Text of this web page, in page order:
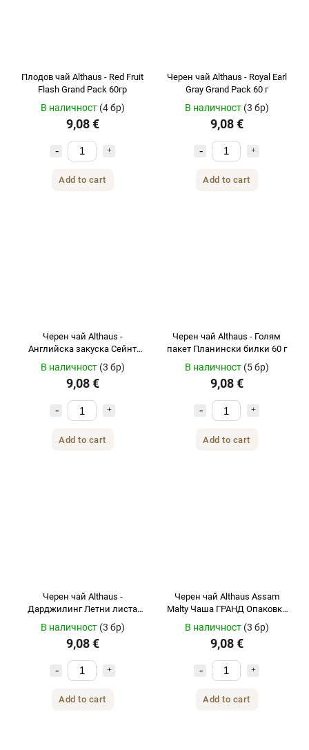
Плодов чай ​​Althaus - Red Fruit
Flash Grand Pack 60гр
В наличност (4 бр)
9,08 €
Add to cart
Черен чай Althaus - Royal Earl
Gray Grand Pack 60 г
В наличност (3 бр)
9,08 €
Add to cart
Черен чай Althaus -
Английска закуска Сейнт
Андрюс Гранд Пакет 60 г
В наличност (3 бр)
9,08 €
Add to cart
Черен чай Althaus - Голям
пакет Планински билки 60 г
В наличност (5 бр)
9,08 €
Add to cart
Черен чай Althaus -
Дарджилинг Летни листа
Голям пакет 60 г
В наличност (3 бр)
9,08 €
Add to cart
Черен чай Althaus Assam
Malty Чаша ГРАНД Опаковка
В наличност (3 бр)
9,08 €
Add to cart